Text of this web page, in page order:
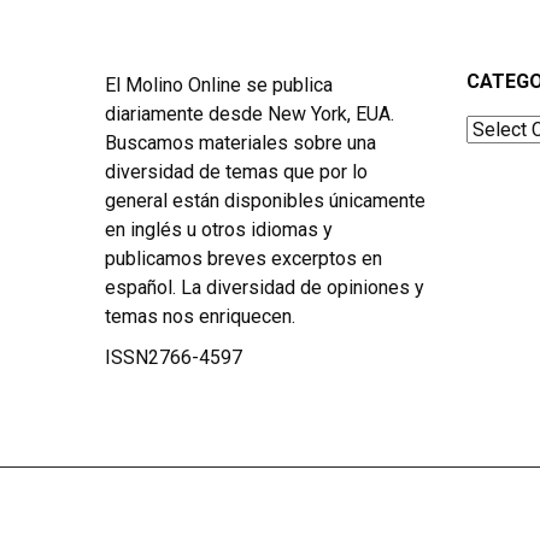
El Molino Online se publica
diariamente desde New York, EUA.
Buscamos materiales sobre una
diversidad de temas que por lo
general están disponibles únicamente
en inglés u otros idiomas y
publicamos breves excerptos en
español. La diversidad de opiniones y
temas nos enriquecen.
ISSN2766-4597